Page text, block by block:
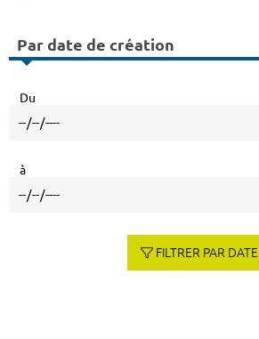
Par date de création
Du
à
FILTRER PAR DATE